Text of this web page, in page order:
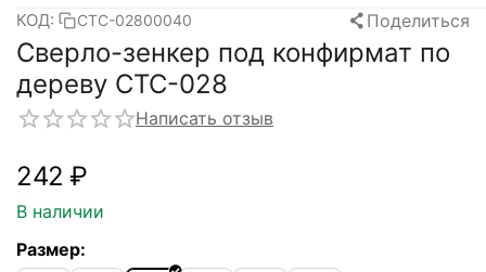
КОД: СТС-02800040 Поделиться
Сверло-зенкер под конфирмат по
дереву СTC-028
Написать отзыв
‍242‍ ₽
В наличии
Размер: